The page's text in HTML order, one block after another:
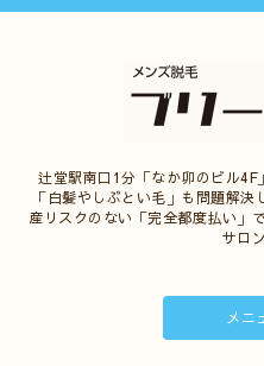
辻堂駅南口1分「なか卯のビル
「白髪やしぶとい毛」も問題解
産リスクのない「完全都度払い」
サロ
メニ